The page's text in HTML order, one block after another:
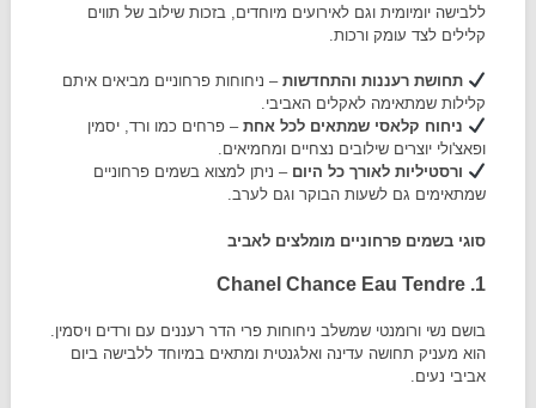
ללבישה יומיומית וגם לאירועים מיוחדים, בזכות שילוב של תווים
קלילים לצד עומק ורכות.
תחושת רעננות והתחדשות– ניחוחות פרחוניים מביאים איתם
קלילות שמתאימה לאקלים האביבי.
ניחוח קלאסי שמתאים לכל אחת– פרחים כמו ורד, יסמין
ופאצ'ולי יוצרים שילובים נצחיים ומחמיאים.
ורסטיליות לאורך כל היום – ניתן למצוא בשמים פרחוניים
שמתאימים גם לשעות הבוקר וגם לערב.
סוגי בשמים פרחוניים מומלצים לאביב
1. Chanel Chance Eau Tendre
בושם נשי ורומנטי שמשלב ניחוחות פרי הדר רעננים עם ורדים ויסמין.
הוא מעניק תחושה עדינה ואלגנטית ומתאים במיוחד ללבישה ביום
אביבי נעים.